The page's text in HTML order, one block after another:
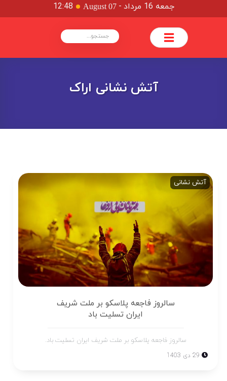
جمعه 16 مرداد -
August 07
12:48
آتش نشانی اراک
آتش نشانی
سالروز فاجعه پلاسکو بر ملت شریف
ایران تسلیت باد
سالروز فاجعه پلاسکو بر ملت شریف ایران تسلیت باد.
29 دی 1403